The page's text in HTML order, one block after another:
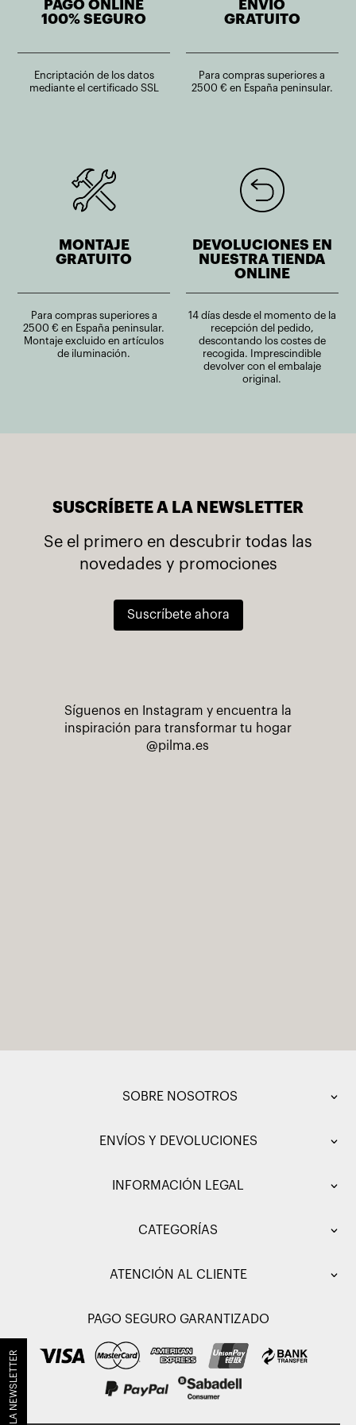
PAGO ONLINE
100% SEGURO
Encriptación de los datos
mediante el certificado SSL
ENVÍO
GRATUITO
Para compras superiores a
2500 € en España peninsular.
MONTAJE
GRATUITO
Para compras superiores a
2500 € en España peninsular.
Montaje excluido en artículos
de iluminación.
DEVOLUCIONES EN
NUESTRA TIENDA
ONLINE
14 días desde el momento de la
recepción del pedido,
descontando los costes de
recogida. Imprescindible
devolver con el embalaje
original.
SUSCRÍBETE A LA NEWSLETTER
Se el primero en descubrir todas las
novedades y promociones
Suscríbete ahora
Síguenos en Instagram y encuentra la
inspiración para transformar tu hogar
@pilma.es
SOBRE NOSOTROS
ENVÍOS Y DEVOLUCIONES
INFORMACIÓN LEGAL
CATEGORÍAS
ATENCIÓN AL CLIENTE
PAGO SEGURO GARANTIZADO